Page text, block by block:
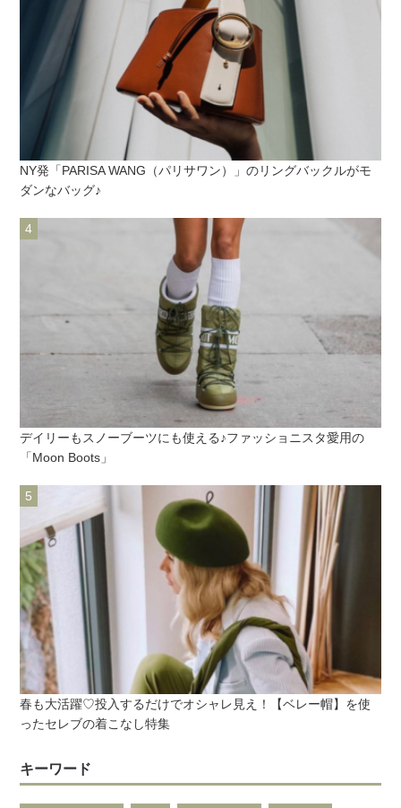
NY発「PARISA WANG（パリサワン）」のリングバックルがモ
ダンなバッグ♪
デイリーもスノーブーツにも使える♪ファッショニスタ愛用の
「Moon Boots」
春も大活躍♡投入するだけでオシャレ見え！【ベレー帽】を使
ったセレブの着こなし特集
キーワード